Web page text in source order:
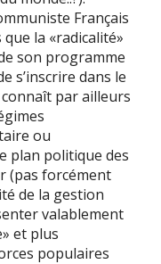
Français
la «radicalité»
son programme
s’inscrire dans le
par ailleurs
ou
plan politique des
(pas forcément
de la gestion
valablement
et plus
populaires